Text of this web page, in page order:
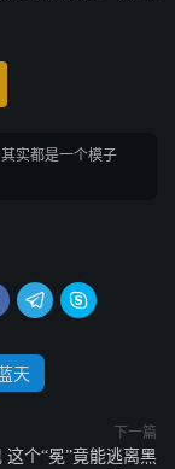
实都是一个模子
 
天
下一篇
这个“冕”竟能逃离黑